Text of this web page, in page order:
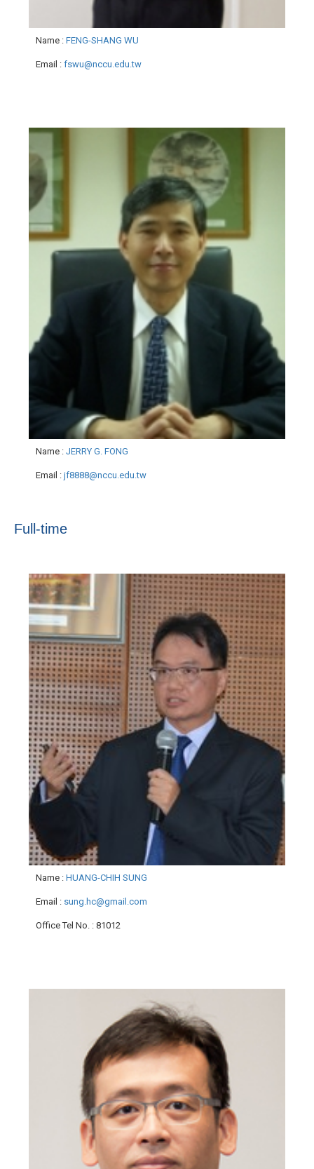
Name : FENG-SHANG WU
Email : fswu@nccu.edu.tw
Name : JERRY G. FONG
Email : jf8888@nccu.edu.tw
Full-time
Name : HUANG-CHIH SUNG
Email : sung.hc@gmail.com
Office Tel No. : 81012